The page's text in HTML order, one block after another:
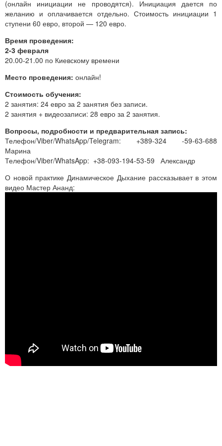
(онлайн инициации не проводятся). Инициация дается по
желанию и оплачивается отдельно. Стоимость инициации 1
ступени 60 евро, второй — 120 евро.
Время проведения:
2-3 февраля
20.00-21.00 по Киевскому времени
Место проведения: онлайн!
Стоимость обучения:
2 занятия: 24 евро за 2 занятия без записи.
2 занятия + видеозаписи: 28 евро за 2 занятия.
Вопросы, подробности и предварительная запись:
Телефон/Viber/WhatsApp/Telegram: +389-324 -59-63-688
Марина
Телефон/Viber/WhatsApp: +38-093-194-53-59 Александр
О новой практике Динамическое Дыхание рассказывает в этом
видео Мастер Ананд: